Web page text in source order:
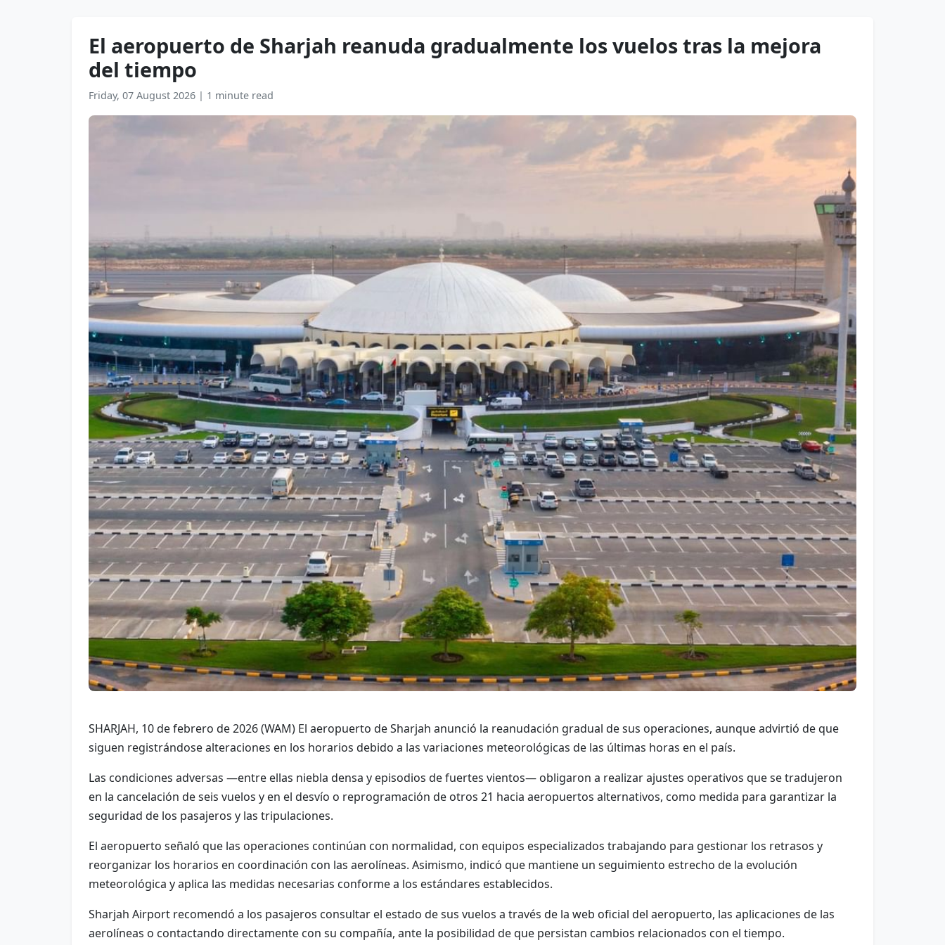
El aeropuerto de Sharjah reanuda gradualmente los vuelos tras la mejora
del tiempo
Friday, 07 August 2026 | 1 minute read
SHARJAH, 10 de febrero de 2026 (WAM) El aeropuerto de Sharjah anunció la reanudación gradual de sus operaciones, aunque advirtió de que
siguen registrándose alteraciones en los horarios debido a las variaciones meteorológicas de las últimas horas en el país.
Las condiciones adversas —entre ellas niebla densa y episodios de fuertes vientos— obligaron a realizar ajustes operativos que se tradujeron
en la cancelación de seis vuelos y en el desvío o reprogramación de otros 21 hacia aeropuertos alternativos, como medida para garantizar la
seguridad de los pasajeros y las tripulaciones.
El aeropuerto señaló que las operaciones continúan con normalidad, con equipos especializados trabajando para gestionar los retrasos y
reorganizar los horarios en coordinación con las aerolíneas. Asimismo, indicó que mantiene un seguimiento estrecho de la evolución
meteorológica y aplica las medidas necesarias conforme a los estándares establecidos.
Sharjah Airport recomendó a los pasajeros consultar el estado de sus vuelos a través de la web oficial del aeropuerto, las aplicaciones de las
aerolíneas o contactando directamente con su compañía, ante la posibilidad de que persistan cambios relacionados con el tiempo.